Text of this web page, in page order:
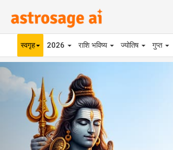
स्वगृह 2026 राशि भविष्य ज्योतिष गुप्त
Previous